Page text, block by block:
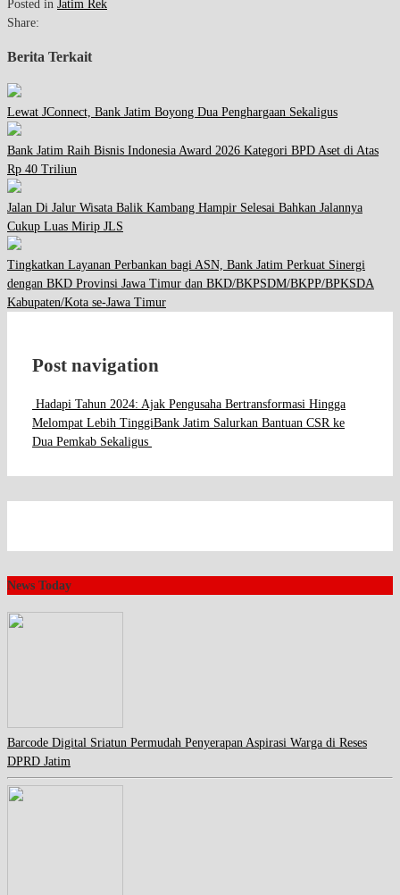
Posted in Jatim Rek
Share:
Berita Terkait
Lewat JConnect, Bank Jatim Boyong Dua Penghargaan Sekaligus
Bank Jatim Raih Bisnis Indonesia Award 2026 Kategori BPD Aset di Atas
Rp 40 Triliun
Jalan Di Jalur Wisata Balik Kambang Hampir Selesai Bahkan Jalannya
Cukup Luas Mirip JLS
Tingkatkan Layanan Perbankan bagi ASN, Bank Jatim Perkuat Sinergi
dengan BKD Provinsi Jawa Timur dan BKD/BKPSDM/BKPP/BPKSDA
Kabupaten/Kota se-Jawa Timur
Post navigation
Hadapi Tahun 2024: Ajak Pengusaha Bertransformasi Hingga
Melompat Lebih TinggiBank Jatim Salurkan Bantuan CSR ke
Dua Pemkab Sekaligus
News Today
Barcode Digital Sriatun Permudah Penyerapan Aspirasi Warga di Reses
DPRD Jatim